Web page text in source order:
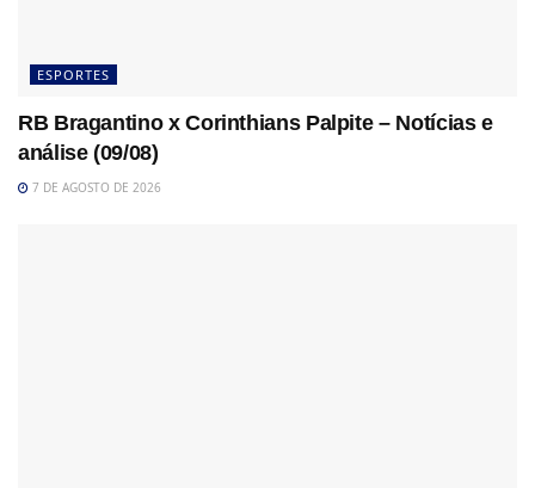
ESPORTES
RB Bragantino x Corinthians Palpite – Notícias e
análise (09/08)
7 DE AGOSTO DE 2026